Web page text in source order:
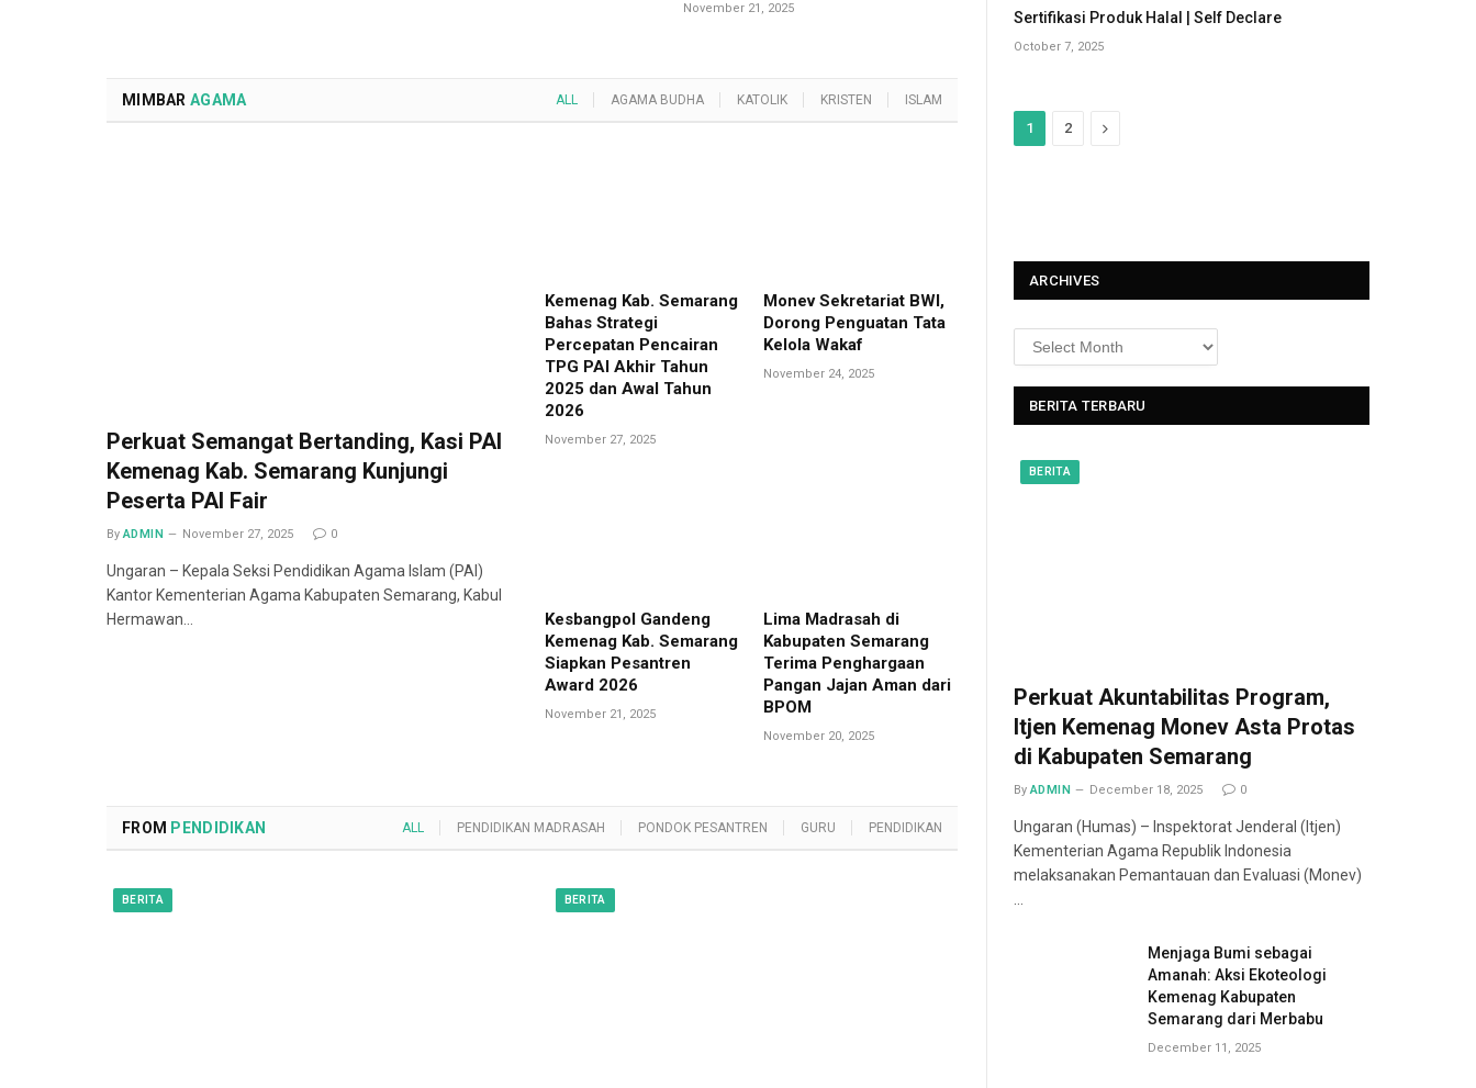
November 21, 2025
MIMBAR AGAMA ALL AGAMA BUDHA KATOLIK KRISTEN ISLAM
Perkuat Semangat Bertanding, Kasi PAI
Kemenag Kab. Semarang Kunjungi
Peserta PAI Fair
By ADMIN November 27, 2025 0
Ungaran – Kepala Seksi Pendidikan Agama Islam (PAI)
Kantor Kementerian Agama Kabupaten Semarang, Kabul
Hermawan…
Kemenag Kab. Semarang
Bahas Strategi
Percepatan Pencairan
TPG PAI Akhir Tahun
2025 dan Awal Tahun
2026
November 27, 2025
Monev Sekretariat BWI,
Dorong Penguatan Tata
Kelola Wakaf
November 24, 2025
Kesbangpol Gandeng
Kemenag Kab. Semarang
Siapkan Pesantren
Award 2026
November 21, 2025
Lima Madrasah di
Kabupaten Semarang
Terima Penghargaan
Pangan Jajan Aman dari
BPOM
November 20, 2025
FROM PENDIDIKAN ALL PENDIDIKAN MADRASAH PONDOK PESANTREN GURU PENDIDIKAN
BERITA BERITA
Sertifikasi Produk Halal | Self Declare
October 7, 2025
1 2
N
ARCHIVES
BERITA TERBARU
BERITA
Perkuat Akuntabilitas Program,
Itjen Kemenag Monev Asta Protas
di Kabupaten Semarang
By ADMIN December 18, 2025 0
Ungaran (Humas) – Inspektorat Jenderal (Itjen)
Kementerian Agama Republik Indonesia
melaksanakan Pemantauan dan Evaluasi (Monev)
…
Menjaga Bumi sebagai
Amanah: Aksi Ekoteologi
Kemenag Kabupaten
Semarang dari Merbabu
December 11, 2025